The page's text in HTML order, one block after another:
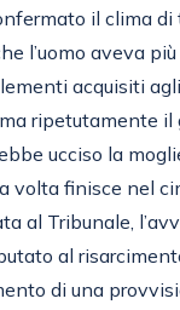
il clima
l’uomo aveva
acquisiti
ripetutamente
ucciso la
volta finisce nel
al Tribunale,
al
di una